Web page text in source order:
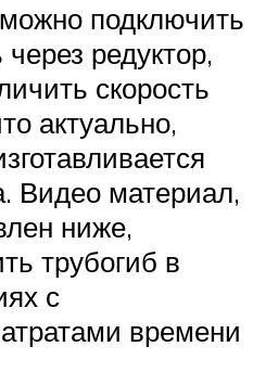
подключить
через редуктор,
скорость
актуально,
Видео материал,
ниже,
трубогиб в
с
времени